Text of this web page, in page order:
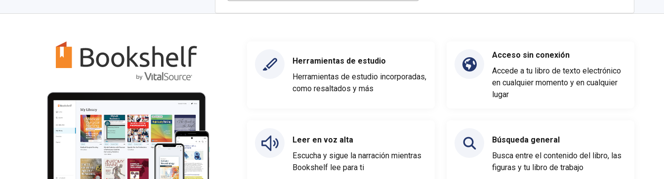
Herramientas de estudio
Herramientas de estudio incorporadas,
como resaltados y más
Leer en voz alta
Escucha y sigue la narración mientras
Bookshelf lee para ti
Acceso sin conexión
Accede a tu libro de texto electrónico
en cualquier momento y en cualquier
lugar
Búsqueda general
Busca entre el contenido del libro, las
figuras y tu libro de trabajo